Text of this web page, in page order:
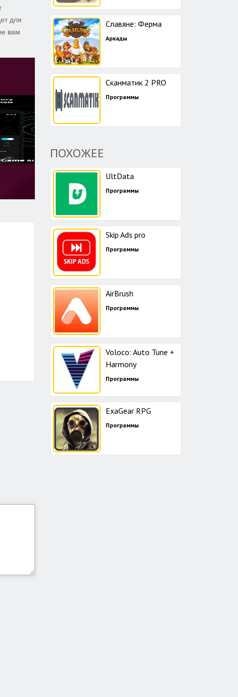
для
вам
Славяне: Ферма
Аркады
Сканматик 2 PRO
Программы
ПОХОЖЕЕ
UltData
Программы
Skip Ads pro
Программы
AirBrush
Программы
Voloco: Auto Tune +
Harmony
Программы
ExaGear RPG
Программы